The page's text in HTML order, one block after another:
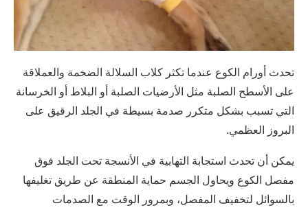
تحدث أورام الكوع عندما تكثر كلاب السلالة الضخمة والعملاقة
على الأسطح الصلبة مثل الأرضيات الصلبة أو البلاط أو الخرسانة
التي تسبب بشكل متكرر صدمة بسيطة في الجلد الرقيق على
البروز العظمي.
يمكن أن تحدث استجابة التهابية في الأنسجة تحت الجلد فوق
مفصل الكوع ويحاول الجسم حماية المنطقة عن طريق تغليفها
بالسوائل لتخفيف المفصل، وبمرور الوقت مع الصدمات